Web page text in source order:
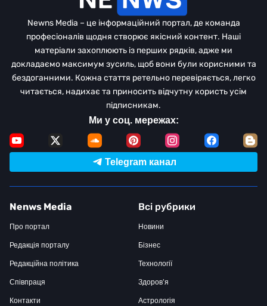
Newns Media – це інформаційний портал, де команда
професіоналів щодня створює якісний контент. Наші
матеріали захоплюють із перших рядків, адже ми
докладаємо максимум зусиль, щоб вони були корисними та
бездоганними. Кожна стаття ретельно перевіряється, легко
читається, надихає та приносить відчутну користь усім
підписникам.
Ми у соц. мережах:
Telegram канал
Nenws Media
Про портал
Редакція порталу
Редакційна політика
Співпраця
Контакти
Всі рубрики
Новини
Бізнес
Технології
Здоров’я
Астрологія